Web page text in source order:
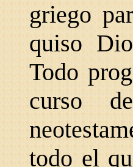
griego
quiso
Todo
curso
todo el